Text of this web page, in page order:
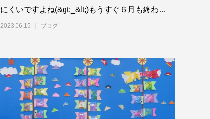
にくいですよね(&gt;_&lt;)もうすぐ６月も終わ
り・・・😅今年も半年が過ぎてし
2023.06.15 ブログ